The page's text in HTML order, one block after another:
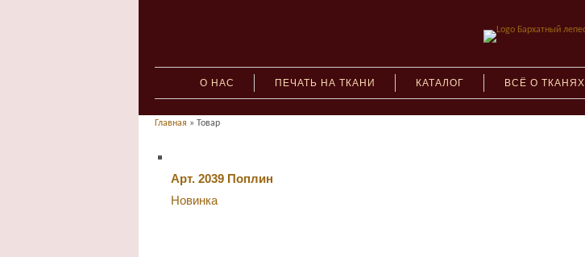
О НАС ПЕЧАТЬ НА ТКАНИ КАТАЛОГ ВСЁ О ТКАНЯХ
Главная » Товар
Арт. 2039 Поплин
Новинка